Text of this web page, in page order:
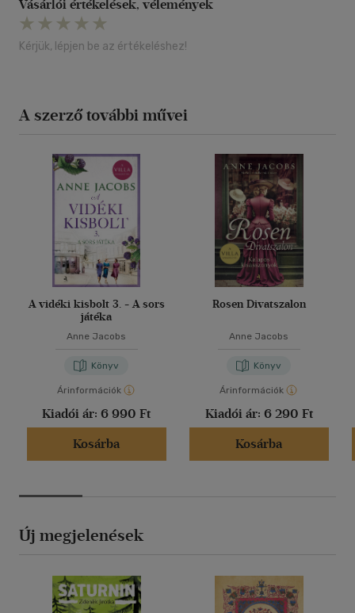
Vásárlói értékelések, vélemények
Kérjük, lépjen be az értékeléshez!
A szerző további művei
A vidéki kisbolt 3. - A sors
játéka
Anne Jacobs
Könyv
Árinformációk
Kiadói ár: 6 990 Ft
Kosárba
Rosen Divatszalon
Anne Jacobs
Könyv
Árinformációk
Kiadói ár: 6 290 Ft
Kosárba
Új megjelenések